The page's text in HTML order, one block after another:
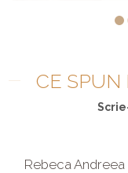
CE SPUN
Rebeca Andreea